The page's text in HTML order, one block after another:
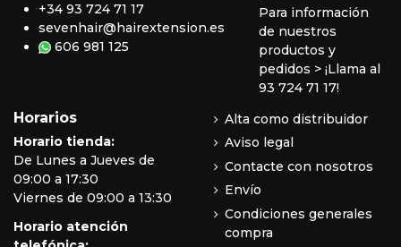
+34 93 724 71 17
sevenhair@hairextension.es
606 981 125
Para información
de nuestros
productos y
pedidos > ¡Llama al
93 724 71 17!
Horarios
Horario tienda:
De Lunes a Jueves de
09:00 a 17:30
Viernes de 09:00 a 13:30
Horario atención
Alta como distribuidor
Aviso legal
Contacte con nosotros
Envío
Condiciones generales
compra